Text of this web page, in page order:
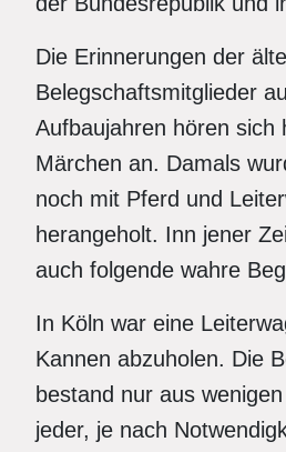
Die Erinnerungen der
Belegschaftsmitglieder
Aufbaujahren hören sich
Märchen an. Damals
noch mit Pferd und
herangeholt. Inn jener
auch folgende wahre
In Köln war eine
Kannen abzuholen. Die
bestand nur aus
jeder, je nach